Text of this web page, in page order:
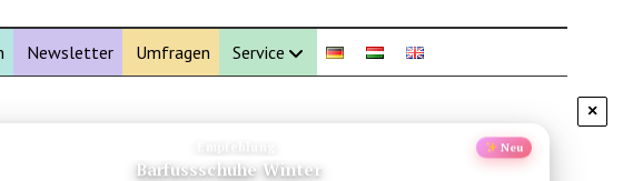
Newsletter Umfragen Service
×
Neu
Chiang Mai Sehenswuerdigkeiten Thailand